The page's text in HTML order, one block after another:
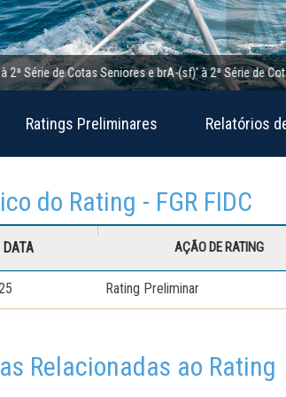
Cotas Seniores e brA-(sf)’ à 2ª Série de Cotas
Ratings Preliminares Relatórios
do Rating - FGR FIDC
DATA AÇÃO DE RATING
Rating Preliminar
Relacionadas ao Rating